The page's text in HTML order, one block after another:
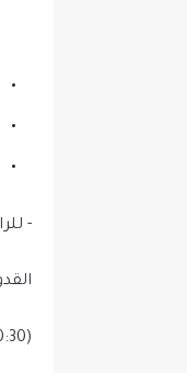
-
(10:30 صباحا) الى الساعه (11 صباحا)